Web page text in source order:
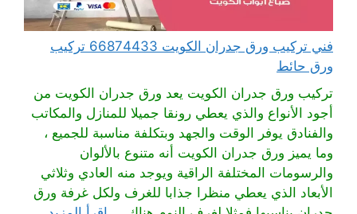
فني تركيب ورق جدران الكويت 66874433 تركيب
ورق حائط
تركيب ورق جدران الكويت يعد ورق جدران الكويت من
أجود الأنواع والذي يعطي رونقا جميلا للمنازل والمكاتب
والفنادق يوفر الوقت والجهد وبتكلفة مناسبة للجميع ،
وما يميز ورق جدران الكويت أنه متنوع بالألوان
والرسومات المختلفة الراقية ويوجد منه العادي وثلاثي
الأبعاد الذي يعطي منظرا جذابا للغرف ولكل غرفة ورق